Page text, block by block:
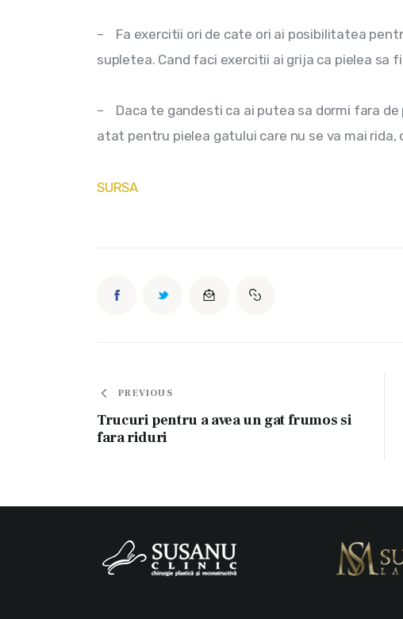
–    Fa exercitii ori de cate ori ai posibilitatea
supletea. Cand faci exercitii ai grija ca pielea sa
–    Daca te gandesti ca ai putea sa dormi fara
atat pentru pielea gatului care nu se va mai
SURSA
Navigare
în
PREVIOUS
Trucuri pentru a avea un gat frumos si
fara riduri